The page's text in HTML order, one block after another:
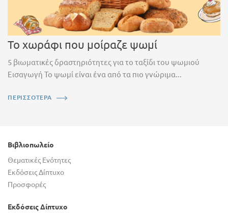
Το χωράφι που μοίραζε ψωμί
5 βιωματικές δραστηριότητες για το ταξίδι του ψωμιού
Εισαγωγή Το ψωμί είναι ένα από τα πιο γνώριμα...
ΠΕΡΙΣΣΟΤΕΡΑ
Βιβλιοπωλείο
Θεματικές Ενότητες
Εκδόσεις Δίπτυχο
Προσφορές
Εκδόσεις Δίπτυχο